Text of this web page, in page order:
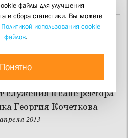
Бога всё
ко благу
служения в сане ректора
Георгия Кочеткова
2013
файлы для улучшения
и сбора статистики. Вы можете
Политикой использования cookie-
файлов.
Понятно